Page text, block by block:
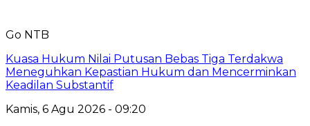
Go NTB
Kuasa Hukum Nilai Putusan Bebas Tiga Terdakwa
Meneguhkan Kepastian Hukum dan Mencerminkan
Keadilan Substantif
Kamis, 6 Agu 2026 - 09:20